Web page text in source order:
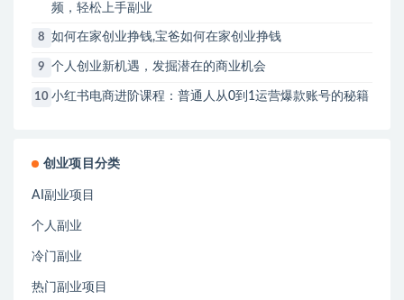
频，轻松上手副业
8 如何在家创业挣钱,宝爸如何在家创业挣钱
9 个人创业新机遇，发掘潜在的商业机会
10 小红书电商进阶课程：普通人从0到1运营爆款账号的秘籍
创业项目分类
AI副业项目
个人副业
冷门副业
热门副业项目